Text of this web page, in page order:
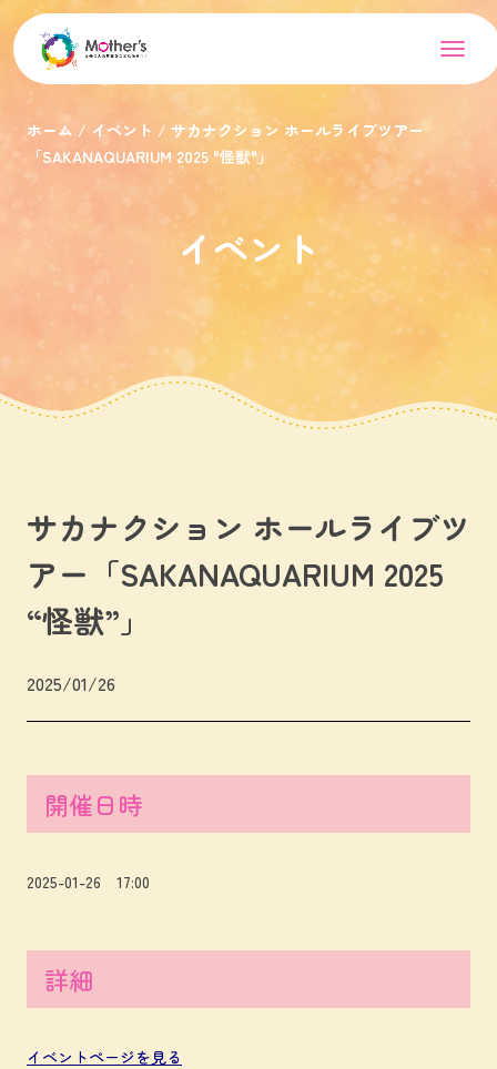
ホーム イベント
サカナクション ホールライブツアー
「SAKANAQUARIUM 2025 "怪獣"」
イベント
サカナクション ホールライブツ
アー「SAKANAQUARIUM 2025
“怪獣”」
2025/01/26
開催日時
2025-01-26 17:00
詳細
イベントページを見る